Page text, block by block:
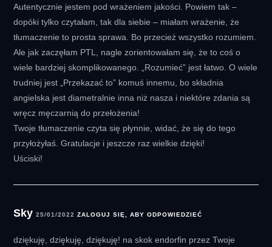
Autentycznie jestem pod wrażeniem jakości. Powiem tak –
dopóki tylko czytałam, tak dla siebie – miałam wrażenie, że
tłumaczenie to prosta sprawa. Bo przecież wszystko rozumiem.
Ale jak zaczęłam PTL, nagle zorientowałam się, że to coś o
wiele bardziej skomplikowanego. „Rozumieć” jest łatwo. O wiele
trudniej jest „Przekazać to” komuś innemu, bo składnia
angielska jest diametralnie inna niż nasza i niektóre zdania są
wręcz męczarnią do przełożenia!
Twoje tłumaczenie czyta się płynnie, widać, że się do tego
przyłożyłaś. Gratulacje i jeszcze raz wielkie dzięki!
Uściski!
Sky 25/01/2022 ZALOGUJ SIĘ, ABY ODPOWIEDZIEĆ
dziękuję, dziękuję, dziękuję! na skok endorfin przez Twoje